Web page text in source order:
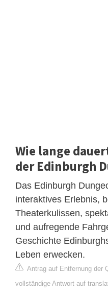
Wie lange
der Edinburgh
Das Edinburgh
interaktives Erlebnis,
Theaterkulissen,
und aufregende
Geschichte
Leben erwecken.
Antrag auf Entfernung der
vollständige Antwort auf